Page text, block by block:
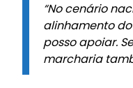
“No cenário
alinhamento do
posso apoiar.
marcharia